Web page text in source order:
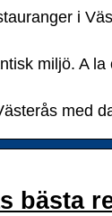
i
miljö. A
med
bästa